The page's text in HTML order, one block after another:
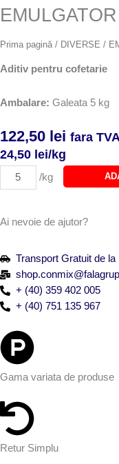
Prima pagină / DIVERSE /
Aditiv pentru cofetarie
Ambalare: Galeata 5 kg
122,50 lei fara
24,50 lei/kg
Cantitate
EMULGATOR
OVALETTE
/kg
Ai nevoie de ajutor?
Transport Gratuit de la
+ (40) 359 402 005
+ (40) 751 135 967
Gama variata de produse
Retur Simplu